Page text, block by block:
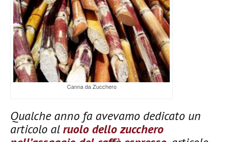
Canna da Zucchero
Qualche anno fa avevamo dedicato un
articolo alruolo dello zucchero